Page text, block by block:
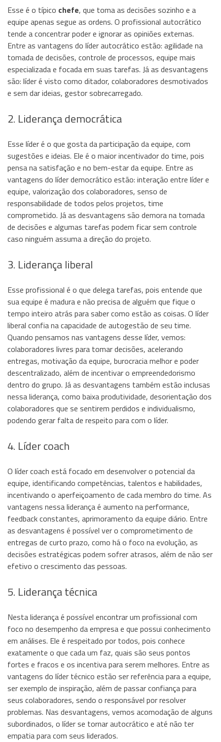
Esse é o típico chefe, que toma as decisões sozinho e a
equipe apenas segue as ordens. O profissional autocrático
tende a concentrar poder e ignorar as opiniões externas.
Entre as vantagens do líder autocrático estão: agilidade na
tomada de decisões, controle de processos, equipe mais
especializada e focada em suas tarefas. Já as desvantagens
são: líder é visto como ditador, colaboradores desmotivados
e sem dar ideias, gestor sobrecarregado.
2. Liderança democrática
Esse líder é o que gosta da participação da equipe, com
sugestões e ideias. Ele é o maior incentivador do time, pois
pensa na satisfação e no bem-estar da equipe. Entre as
vantagens do líder democrático estão: interação entre líder e
equipe, valorização dos colaboradores, senso de
responsabilidade de todos pelos projetos, time
comprometido. Já as desvantagens são demora na tomada
de decisões e algumas tarefas podem ficar sem controle
caso ninguém assuma a direção do projeto.
3. Liderança liberal
Esse profissional é o que delega tarefas, pois entende que
sua equipe é madura e não precisa de alguém que fique o
tempo inteiro atrás para saber como estão as coisas. O líder
liberal confia na capacidade de autogestão de seu time.
Quando pensamos nas vantagens desse líder, vemos:
colaboradores livres para tomar decisões, acelerando
entregas, motivação da equipe, burocracia melhor e poder
descentralizado, além de incentivar o empreendedorismo
dentro do grupo. Já as desvantagens também estão inclusas
nessa liderança, como baixa produtividade, desorientação dos
colaboradores que se sentirem perdidos e individualismo,
podendo gerar falta de respeito para com o líder.
4. Líder coach
O líder coach está focado em desenvolver o potencial da
equipe, identificando competências, talentos e habilidades,
incentivando o aperfeiçoamento de cada membro do time. As
vantagens nessa liderança é aumento na performance,
feedback constantes, aprimoramento da equipe diário. Entre
as desvantagens é possível ver o comprometimento de
entregas de curto prazo, como há o foco na evolução, as
decisões estratégicas podem sofrer atrasos, além de não ser
efetivo o crescimento das pessoas.
5. Liderança técnica
Nesta liderança é possível encontrar um profissional com
foco no desempenho da empresa e que possui conhecimento
em análises. Ele é respeitado por todos, pois conhece
exatamente o que cada um faz, quais são seus pontos
fortes e fracos e os incentiva para serem melhores. Entre as
vantagens do líder técnico estão ser referência para a equipe,
ser exemplo de inspiração, além de passar confiança para
seus colaboradores, sendo o responsável por resolver
problemas. Nas desvantagens, vemos acomodação de alguns
subordinados, o líder se tornar autocrático e até não ter
empatia para com seus liderados.